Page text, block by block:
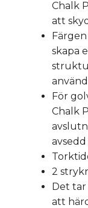
Chalk
att
skapa
För
Chalk
2
Det tar
att